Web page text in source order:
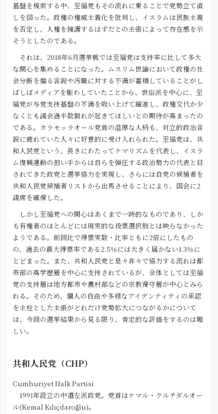
基盤を模索する中、至福党もその流れに乗ることで党勢立て直
しを図った。政権の権威主義化を批判し、イスラムは民族主義
を否定し、人権を擁護するはずだとの主張によって存在感を示
そうとしたのである。
それは、2018年6月選挙戦では至福党は支持率に比して多大
な関心を集めることになった。ムスリム世論において政権の社
会分断を煽る言説や汚職に対する不満が蓄積していることがし
ばしばメディアを賑わしていたことから、世俗派を中心に、至
福党が与党支持基盤の不満を吸い上げて躍進し、政権交代か少
なくとも議会過半数割れが起きてほしいとの期待が高まったの
である。カラモッラオール党首の温厚な人柄も、対立的政治言
説に疲れていた人々に好意的に受け入れられた。至福党は、共
和人民党という、長きにわたってケマリズムを代表し、イスラ
ム復興運動の担い手からは自らを弾圧する政治勢力の代表と目
されてきた政党と選挙協力を実現し、さらには自党の候補者を
共和人民党候補者リストから出馬させることにより、国会に2
議席を確保した。
しかし至福党への関心はあくまで一時的なものであり、しか
も有権者のほとんどには現実的な投票選択肢とは映らなかった
ようである。前回比で得票実数・比率ともに2倍にしたもの
の、過去の最大得票率である2.5％には大きく届かない1.3％に
とどまった。また、共和人民党と是々非々で協力する流れは都
市部の高学歴層を中心に支持されているが、全体としては至福
党の支持層は地方都市や農村部などの宗教保守層が中心とみら
れる。そのため、個人の自由や多様なアイデンティティの承認
を主柱とした主張がどれだけ党勢拡大につながるかについて
は、今回の選挙結果から見る限り、肯定的な評価をするのは難
しい。
共和人民党（CHP）
Cumhuriyet Halk Partisi
1991年設立の中道左派政党。党首はケマル・クルチダルオー
ル(Kemal Kılıçdaroğlu)。